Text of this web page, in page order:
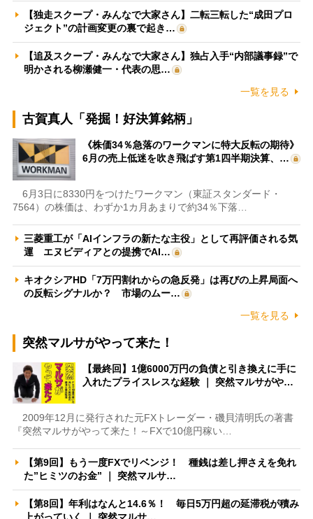
【独走スクープ・みんなで大家さん】二転三転した“成田プロ
ジェクト”の計画変更の裏で起き…
【追及スクープ・みんなで大家さん】独占入手“内部議事録”で
明かされる柳瀬健一・代表の思…
一覧を見る
古賀真人「発掘！好決算銘柄」
《株価34％急落のワークマンに特大反転の期待》
6月の売上低迷を吹き飛ばす第1四半期決算、…
6月3日に8330円をつけたワークマン（東証スタンダード・
7564）の株価は、わずか1カ月あまりで約34％下落…
三菱重工が「AIインフラの新たな主役」として再評価される気
運 エヌビディアとの提携でAI…
キオクシアHD「7万円割れからの急反発」は再びの上昇局面へ
の反転シグナルか？ 市場のムー…
一覧を見る
突然マルサがやって来た！
【最終回】1億6000万円の負債と引き換えに手に
入れたプライスレスな経験 ｜ 突然マルサがや…
2009年12月に発行された元FXトレーダー・磯貝清明氏の著書
『突然マルサがやって来た！～FXで10億円稼い…
【第9回】もう一度FXでリベンジ！ 種銭は差し押さえを免れ
た”ヒミツのお金” ｜ 突然マルサ…
【第8回】年利はなんと14.6％！ 毎日5万円超の延滞税が積み
上がっていく ｜ 突然マルサ…